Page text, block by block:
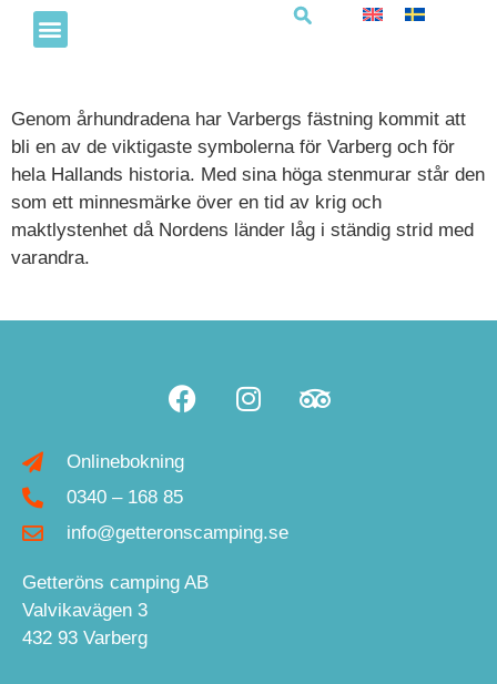
Genom århundradena har Varbergs fästning kommit att
bli en av de viktigaste symbolerna för Varberg och för
hela Hallands historia. Med sina höga stenmurar står den
som ett minnesmärke över en tid av krig och
maktlystenhet då Nordens länder låg i ständig strid med
varandra.
Onlinebokning
0340 – 168 85
info@getteronscamping.se
Getteröns camping AB
Valvikavägen 3
432 93 Varberg